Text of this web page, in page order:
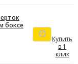
боксе
Купить
в 1
клик